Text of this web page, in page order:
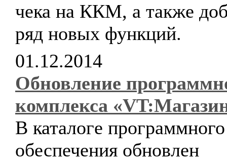
чека на ККМ, а также
ряд новых функций.
01.12.2014
Обновление
комплекса
В каталоге программного
обеспечения обновлен